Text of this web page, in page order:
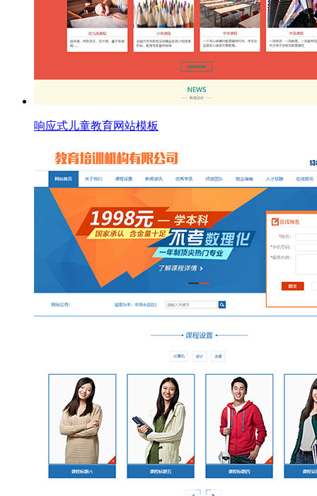
响应式儿童教育网站模板